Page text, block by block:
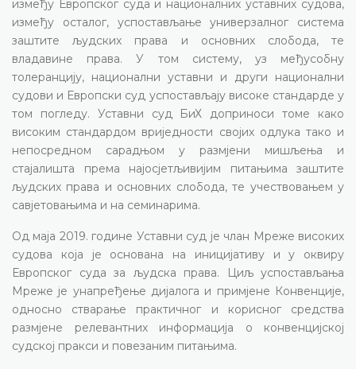
између Европског суда и националних уставних судова,
између осталог, успостављање универзалног система
заштите људских права и основних слобода, те
владавине права. У том систему, уз међусобну
толеранцију, национални уставни и други национални
судови и Европски суд успостављају високе стандарде у
том погледу. Уставни суд БиХ доприноси томе како
високим стандардом вриједности својих одлука тако и
непосредном сарадњом у размјени мишљења и
стајалишта према најосјетљивијим питањима заштите
људских права и основних слобода, те учествовањем у
савјетовањима и на семинарима.
Од маја 2019. године Уставни суд је члан Мреже високих
судова која је основана на иницијативу и у оквиру
Европског суда за људска права. Циљ успостављања
Мреже је унапређење дијалога и примјене Конвенције,
односно стварање практичног и корисног средства
размјене релевантних информација о конвенцијској
судској пракси и повезаним питањима.